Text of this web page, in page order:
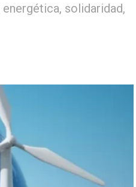
solidaridad,